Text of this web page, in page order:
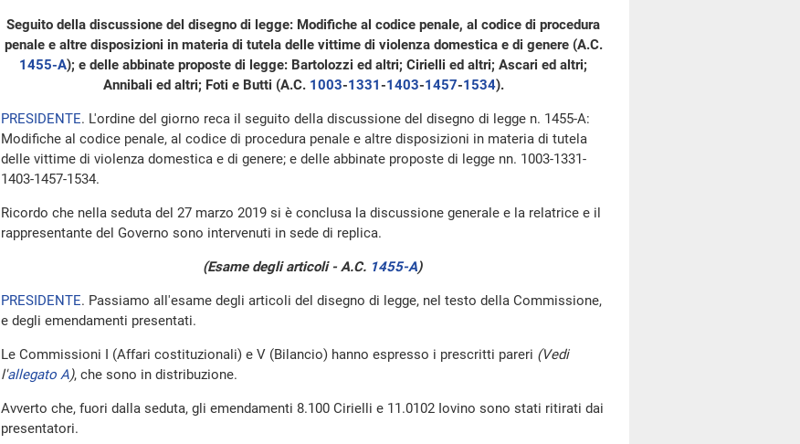
Seguito della discussione del disegno di legge: Modifiche al codice penale, al codice di procedura
penale e altre disposizioni in materia di tutela delle vittime di violenza domestica e di genere (A.C.
1455-A); e delle abbinate proposte di legge: Bartolozzi ed altri; Cirielli ed altri; Ascari ed altri;
Annibali ed altri; Foti e Butti (A.C. 1003-1331-1403-1457-1534).
PRESIDENTE. L'ordine del giorno reca il seguito della discussione del disegno di legge n. 1455-A:
Modifiche al codice penale, al codice di procedura penale e altre disposizioni in materia di tutela
delle vittime di violenza domestica e di genere; e delle abbinate proposte di legge nn. 1003-1331-
1403-1457-1534.
Ricordo che nella seduta del 27 marzo 2019 si è conclusa la discussione generale e la relatrice e il
rappresentante del Governo sono intervenuti in sede di replica.
(Esame degli articoli - A.C. 1455-A)
PRESIDENTE. Passiamo all'esame degli articoli del disegno di legge, nel testo della Commissione,
e degli emendamenti presentati.
Le Commissioni I (Affari costituzionali) e V (Bilancio) hanno espresso i prescritti pareri (Vedi
l'allegato A), che sono in distribuzione.
Avverto che, fuori dalla seduta, gli emendamenti 8.100 Cirielli e 11.0102 Iovino sono stati ritirati dai
presentatori.